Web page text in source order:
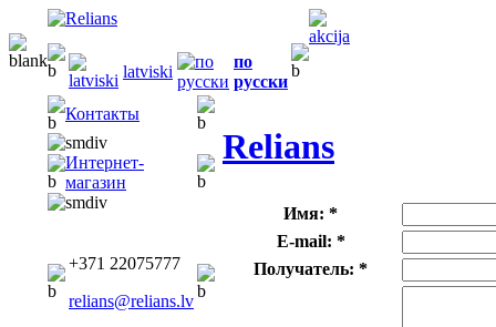
latviski
по
русски
Контакты
Интернет-
магазин
+371 22075777
relians@relians.lv
Relians
Имя: *
E-mail: *
Получатель: *